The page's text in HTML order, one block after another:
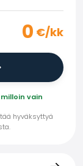
0 €/kk
vain
hyväksyttyä